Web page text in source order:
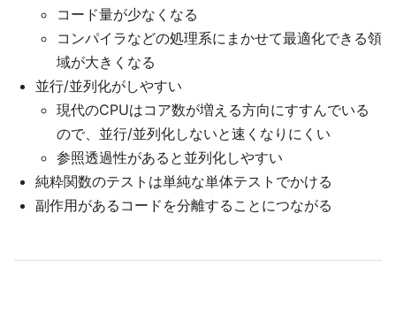
コード量が少なくなる
コンパイラなどの処理系にまかせて最適化できる領
域が大きくなる
並行/並列化がしやすい
現代のCPUはコア数が増える方向にすすんでいる
ので、並行/並列化しないと速くなりにくい
参照透過性があると並列化しやすい
純粋関数のテストは単純な単体テストでかける
副作用があるコードを分離することにつながる